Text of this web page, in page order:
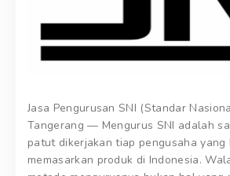
Jasa Pengurusan SNI (Standar
Tangerang — Mengurus SNI adalah
patut dikerjakan tiap pengusaha yang
memasarkan produk di Indonesia.